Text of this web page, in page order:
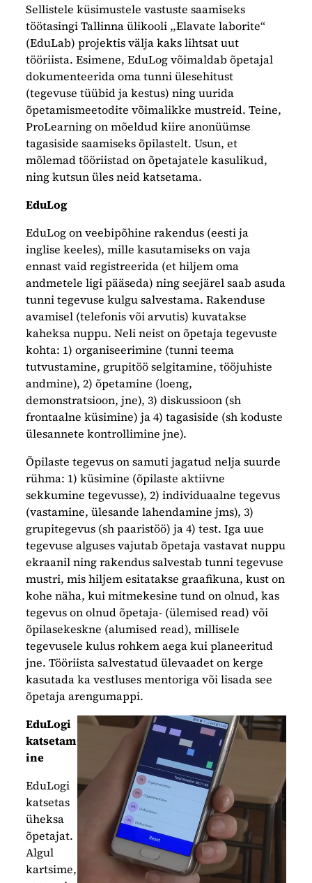
Sellistele küsimustele vastuste saamiseks
töötasingi Tallinna ülikooli ,,Elavate laborite“
(EduLab) projektis välja kaks lihtsat uut
tööriista. Esimene, EduLog võimaldab õpetajal
dokumenteerida oma tunni ülesehitust
(tegevuse tüübid ja kestus) ning uurida
õpetamismeetodite võimalikke mustreid. Teine,
ProLearning on mõeldud kiire anonüümse
tagasiside saamiseks õpilastelt. Usun, et
mõlemad tööriistad on õpetajatele kasulikud,
ning kutsun üles neid katsetama.
EduLog
EduLog on veebipõhine rakendus (eesti ja
inglise keeles), mille kasutamiseks on vaja
ennast vaid registreerida (et hiljem oma
andmetele ligi pääseda) ning seejärel saab asuda
tunni tegevuse kulgu salvestama. Rakenduse
avamisel (telefonis või arvutis) kuvatakse
kaheksa nuppu. Neli neist on õpetaja tegevuste
kohta: 1) organiseerimine (tunni teema
tutvustamine, grupitöö selgitamine, tööjuhiste
andmine), 2) õpetamine (loeng,
demonstratsioon, jne), 3) diskussioon (sh
frontaalne küsimine) ja 4) tagasiside (sh koduste
ülesannete kontrollimine jne).
Õpilaste tegevus on samuti jagatud nelja suurde
rühma: 1) küsimine (õpilaste aktiivne
sekkumine tegevusse), 2) individuaalne tegevus
(vastamine, ülesande lahendamine jms), 3)
grupitegevus (sh paaristöö) ja 4) test. Iga uue
tegevuse alguses vajutab õpetaja vastavat nuppu
ekraanil ning rakendus salvestab tunni tegevuse
mustri, mis hiljem esitatakse graafikuna, kust on
kohe näha, kui mitmekesine tund on olnud, kas
tegevus on olnud õpetaja- (ülemised read) või
õpilasekeskne (alumised read), millisele
tegevusele kulus rohkem aega kui planeeritud
jne. Tööriista salvestatud ülevaadet on kerge
kasutada ka vestluses mentoriga või lisada see
õpetaja arengumappi.
EduLogi
katsetam
ine
EduLogi
katsetas
üheksa
õpetajat.
Algul
kartsime,